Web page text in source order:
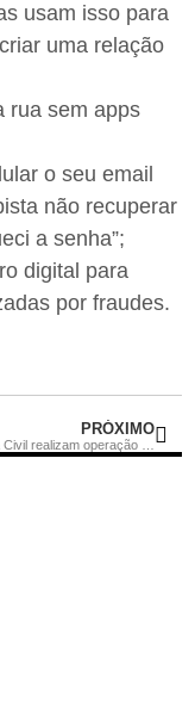
usam isso para
uma relação
rua sem apps
o seu email
não recuperar
a senha”;
digital para
por fraudes.
PRÓXIMO